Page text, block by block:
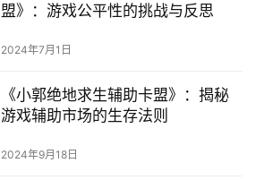
盟》：游戏公平性的挑战与反思
2024年7月1日
《小郭绝地求生辅助卡盟》：揭秘
游戏辅助市场的生存法则
2024年9月18日